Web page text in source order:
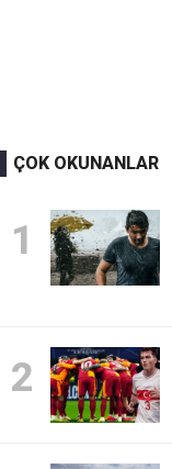
ÇOK OKUNANLAR
1
2